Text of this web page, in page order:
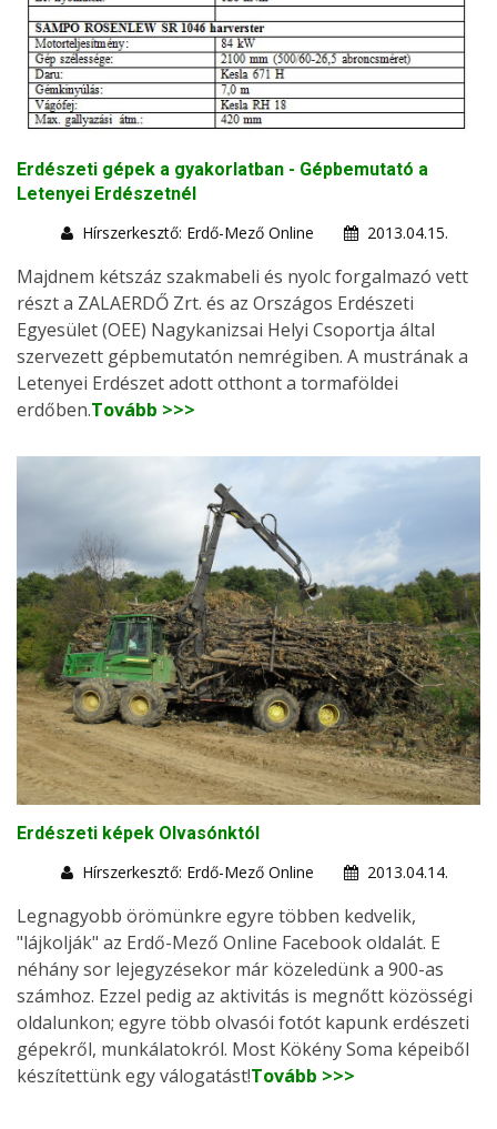
Erdészeti gépek a gyakorlatban - Gépbemutató a
Letenyei Erdészetnél
Hírszerkesztő: Erdő-Mező Online
2013.04.15.
Majdnem kétszáz szakmabeli és nyolc forgalmazó vett
részt a ZALAERDŐ Zrt. és az Országos Erdészeti
Egyesület (OEE) Nagykanizsai Helyi Csoportja által
szervezett gépbemutatón nemrégiben. A mustrának a
Letenyei Erdészet adott otthont a tormaföldei
erdőben.Tovább >>>
Erdészeti képek Olvasónktól
Hírszerkesztő: Erdő-Mező Online
2013.04.14.
Legnagyobb örömünkre egyre többen kedvelik,
"lájkolják" az Erdő-Mező Online Facebook oldalát. E
néhány sor lejegyzésekor már közeledünk a 900-as
számhoz. Ezzel pedig az aktivitás is megnőtt közösségi
oldalunkon; egyre több olvasói fotót kapunk erdészeti
gépekről, munkálatokról. Most Kökény Soma képeiből
készítettünk egy válogatást!Tovább >>>